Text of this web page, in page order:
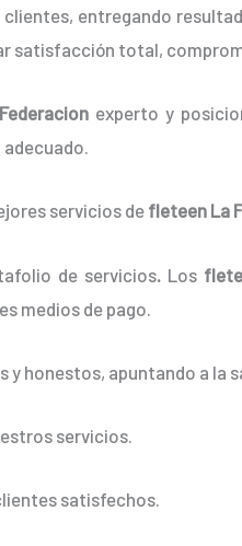
entregando
satisfacción total,
experto y
servicios de fleteen La
de servicios. Los
medios de pago.
y honestos, apuntando a
servicios.
satisfechos.